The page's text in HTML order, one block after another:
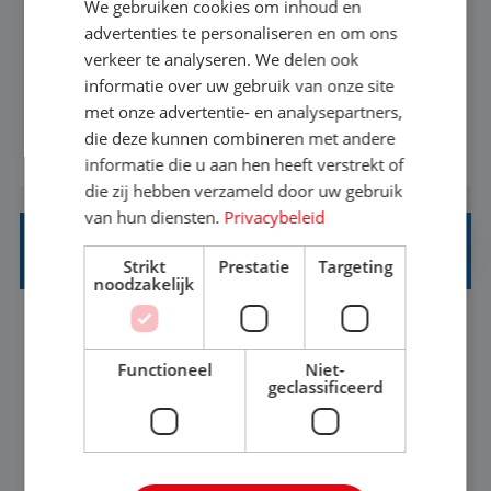
Met jouw ervaring in de reisbranche of
achtergrond in toerisme ben je klaar voor de
volgende stap. Vanaf je stoel reis je de hele
wereld over en speel je moeiteloos in op de
wensen van je team, je klant en wat er in de
reiswereld gebeurt. Met je enthousiasme weet je
klanten te overtuigen om die droomreis te
boeken! ...
BEKIJK VACATURE
REISADVISEUR ALLROUND
Aalsmeer, Noord-Holland, Nederland
33-36 uur
MBO
Een vakantie plannen is het leukste dat er is. Of
het nu voor jezelf is, of voor een ander: jij vindt
We gebruiken cookies om inhoud en
advertenties te personaliseren en om ons
verkeer te analyseren. We delen ook
informatie over uw gebruik van onze site
met onze advertentie- en analysepartners,
die deze kunnen combineren met andere
informatie die u aan hen heeft verstrekt of
die zij hebben verzameld door uw gebruik
van hun diensten. Privacybeleid
Strikt
noodzakelijk
Prestatie Targeting
Functioneel
Niet-
geclassificeerd